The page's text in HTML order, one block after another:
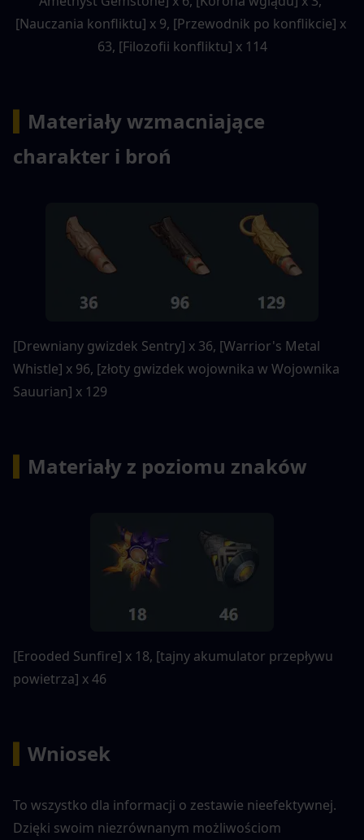
[Nauczania konfliktu] x 9, [Przewodnik po konflikcie] x
63, [Filozofii konfliktu] x 114
Materiały wzmacniające
charakter i broń
[Drewniany gwizdek Sentry] x 36, [Warrior's Metal
Whistle] x 96, [złoty gwizdek wojownika w Wojownika
Sauurian] x 129
Materiały z poziomu znaków
[Erooded Sunfire] x 18, [tajny akumulator przepływu
powietrza] x 46
Wniosek
To wszystko dla informacji o zestawie nieefektywnej.
Dzięki swoim niezrównanym możliwościom